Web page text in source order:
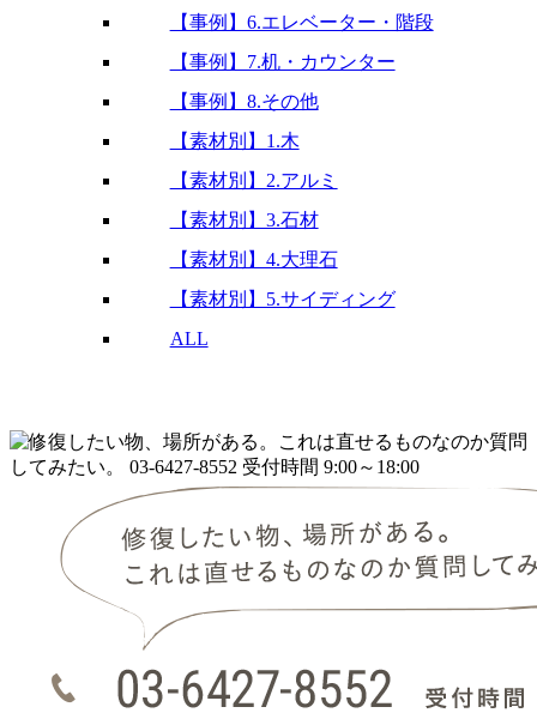
【事例】6.エレベーター・階段
【事例】7.机・カウンター
【事例】8.その他
【素材別】1.木
【素材別】2.アルミ
【素材別】3.石材
【素材別】4.大理石
【素材別】5.サイディング
ALL